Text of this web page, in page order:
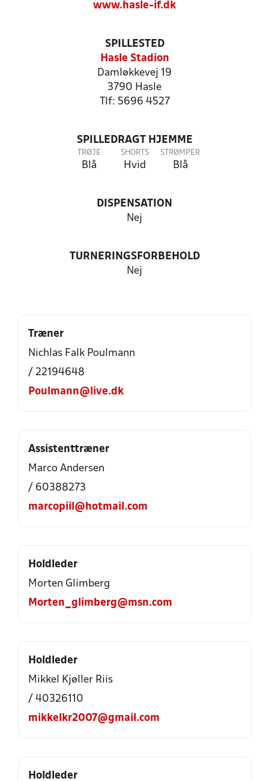
www.hasle-if.dk
SPILLESTED
Hasle Stadion
Damløkkevej 19
3790 Hasle
Tlf: 5696 4527
SPILLEDRAGT HJEMME
TRØJE
Blå
SHORTS
Hvid
STRØMPER
Blå
DISPENSATION
Nej
TURNERINGSFORBEHOLD
Nej
Træner
Nichlas Falk Poulmann
/ 22194648
Poulmann@live.dk
Assistenttræner
Marco Andersen
/ 60388273
marcopiil@hotmail.com
Holdleder
Morten Glimberg
Morten_glimberg@msn.com
Holdleder
Mikkel Kjøller Riis
/ 40326110
mikkelkr2007@gmail.com
Holdleder